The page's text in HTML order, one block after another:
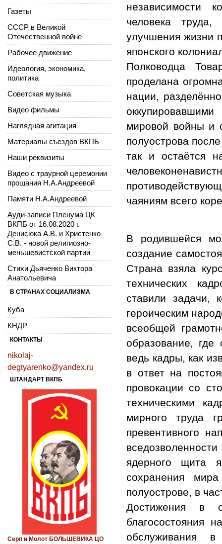
независимости
человека
улучшения жизни
японского
Полководца
проделана
нации,
мировой войны и
полуострова
так и остаётся
чаяниям всего
В родившейся
создание
Страна взяла
технических
ставили задачи,
героическим
всеобщей
образование,
ведь кадры, как
в ответ на
провокации со
техническими
мирного труда
превентивного
ядерного щита
сохранения
полуострове, в
Достижения в
благосостояния
обслуживания
Газеты
СССР в Великой
Отечественной войне
Рабочее движение
Идеология, экономика,
политика
Советская музыка
Видео фильмы
Наглядная агитация
Материалы съездов ВКПБ
Наши реквизиты
Видео с траурной церемонии
прощания Н.А.Андреевой
Памяти Н.А.Андреевой
Ауди-записи Пленума ЦК
ВКПБ от 16.08.2020 г.
Денисюка А.В. и Христенко
С.В. - новой религиозно-
меньшевистской партии
Стихи Дьяченко Виктора
Анатольевича
В СТРАНАХ СОЦИАЛИЗМА
Куба
КНДР
КОНТАКТЫ
nikolaj-
degtyarenko@yandex.ru
ШТАНДАРТ ВКПБ
Серп и Молот БОЛЬШЕВИКА ЦО